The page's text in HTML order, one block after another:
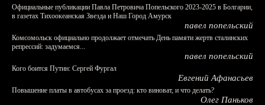
Официальные публикации Павла Петровича Попельского 2023-2025 в Болгарии,
в газетах Тихоокеанская Звезда и Наш Город Амурск
павел попельский
Комсомольск официально продолжает отмечать День памяти жертв сталинских
репрессий: задумаемся...
павел попельский
Кого боится Путин: Сергей Фургал
Евгений Афанасьев
Повышение платы в автобусах за проезд: кто виноват, и что делать?
Олег Паньков